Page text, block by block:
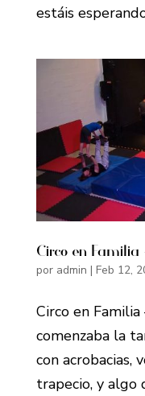
estáis
Circo en Familia
por admin | Feb 12,
Circo en
comenzaba la
con acrobacias,
trapecio, y algo